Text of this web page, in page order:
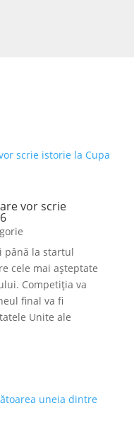
vor scrie
până la startul
cele mai așteptate
Competiția va
final va fi
Unite ale